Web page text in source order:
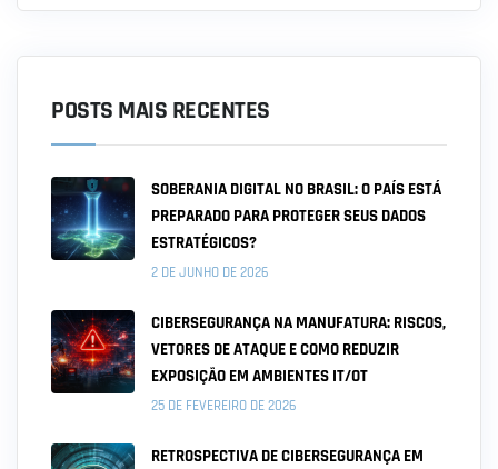
POSTS MAIS RECENTES
SOBERANIA DIGITAL NO BRASIL: O PAÍS ESTÁ
PREPARADO PARA PROTEGER SEUS DADOS
ESTRATÉGICOS?
2 DE JUNHO DE 2026
CIBERSEGURANÇA NA MANUFATURA: RISCOS,
VETORES DE ATAQUE E COMO REDUZIR
EXPOSIÇÃO EM AMBIENTES IT/OT
25 DE FEVEREIRO DE 2026
RETROSPECTIVA DE CIBERSEGURANÇA EM